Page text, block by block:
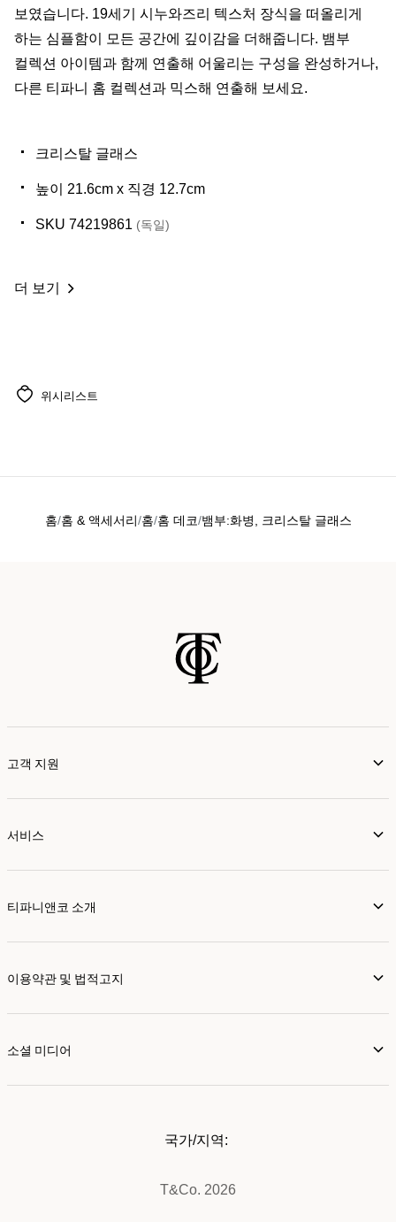
보였습니다. 19세기 시누와즈리 텍스처 장식을 떠올리게
하는 심플함이 모든 공간에 깊이감을 더해줍니다. 뱀부
컬렉션 아이템과 함께 연출해 어울리는 구성을 완성하거나,
다른 티파니 홈 컬렉션과 믹스해 연출해 보세요.
크리스탈 글래스
높이 21.6cm x 직경 12.7cm
SKU 74219861 (독일)
더 보기
위시리스트
홈 홈 & 액세서리 홈 홈 데코 뱀부:화병, 크리스탈 글래스
고객 지원
서비스
티파니앤코 소개
이용약관 및 법적고지
소셜 미디어
T&Co. 2026
국가/지역: